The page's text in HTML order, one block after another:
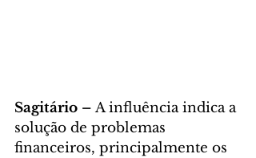
Sagitário – A influência indica a
solução de problemas
financeiros, principalmente os